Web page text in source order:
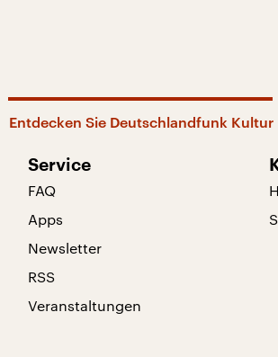
Entdecken Sie Deutschlandfunk Kultur
Service
FAQ
Apps
Newsletter
RSS
Veranstaltungen